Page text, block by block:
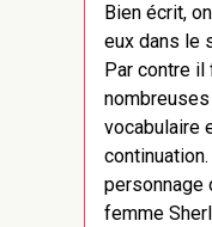
Bien écrit,
eux dans le
Par contre
vocabulaire
personnage
femme